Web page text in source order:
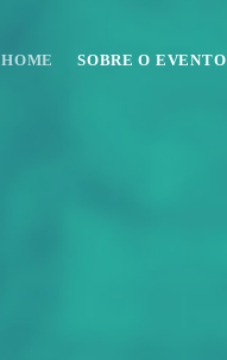
HOME SOBRE O EVENTO